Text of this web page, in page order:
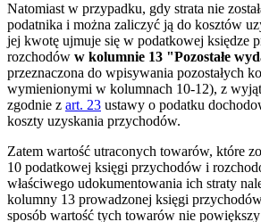
Natomiast w przypadku, gdy strata nie
podatnika i można zaliczyć ją do kosztów
jej kwotę ujmuje się w podatkowej księdze
rozchodów w kolumnie 13 "Pozostałe
przeznaczona do wpisywania pozostałych
wymienionymi w kolumnach 10-12), z
zgodnie z art. 23 ustawy o podatku
koszty uzyskania przychodów.
Zatem wartość utraconych towarów, które
10 podatkowej księgi przychodów i
właściwego udokumentowania ich straty
kolumny 13 prowadzonej księgi
sposób wartość tych towarów nie